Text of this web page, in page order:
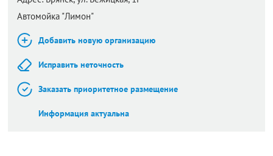
Автомойка "Лимон"
Добавить новую организацию
Исправить неточность
Заказать приоритетное размещение
Информация актуальна